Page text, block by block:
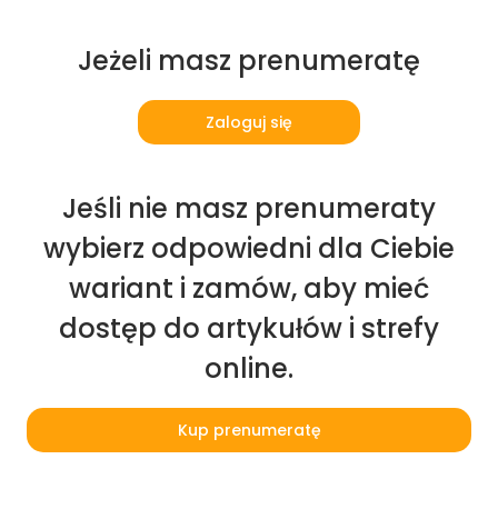
Jeżeli masz prenumeratę
Zaloguj się
Jeśli nie masz prenumeraty
wybierz odpowiedni dla Ciebie
wariant i zamów, aby mieć
dostęp do artykułów i strefy
online.
Kup prenumeratę